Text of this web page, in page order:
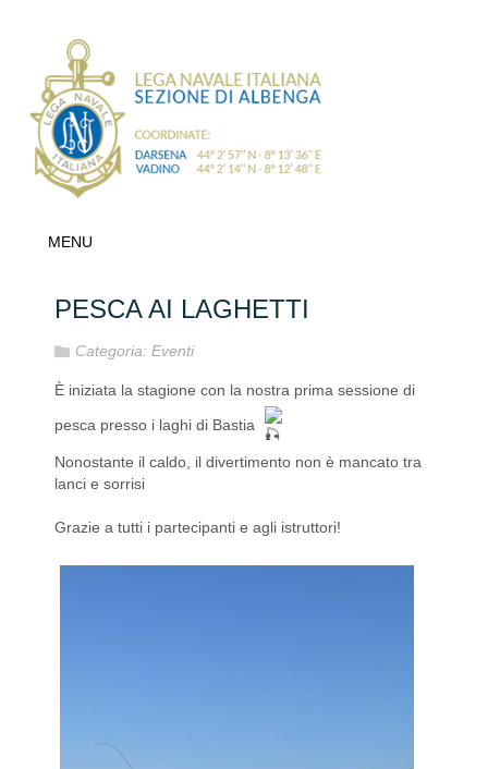
MENU
PESCA AI LAGHETTI
Categoria: Eventi
È iniziata la stagione con la nostra prima sessione di
pesca presso i laghi di Bastia
Nonostante il caldo, il divertimento non è mancato tra
lanci e sorrisi
Grazie a tutti i partecipanti e agli istruttori!